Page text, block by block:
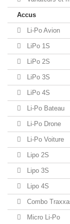
Accus
Li-Po Avion
LiPo 1S
LiPo 2S
LiPo 3S
LiPo 4S
Li-Po Bateau
Li-Po Drone
Li-Po Voiture
Lipo 2S
Lipo 3S
Lipo 4S
Combo
Micro Li-Po